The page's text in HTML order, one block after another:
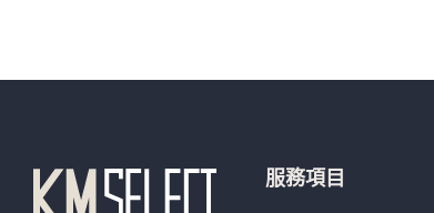
服務項目